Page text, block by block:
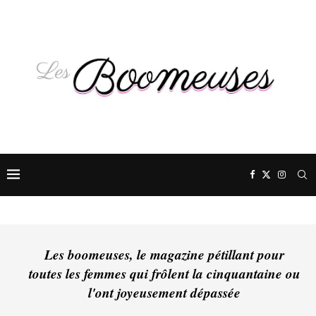
Les boomeuses, le magazine pétillant pour
toutes les femmes qui frôlent la cinquantaine ou
l'ont joyeusement dépassée